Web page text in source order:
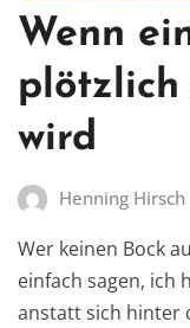
Wenn
wird
Henning Hirsch
Wer keinen Bock
einfach sagen, ich
anstatt sich hinter